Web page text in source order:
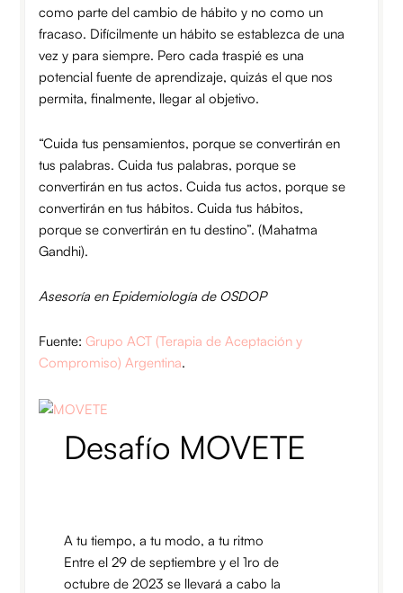
como parte del cambio de hábito y no como un
fracaso. Difícilmente un hábito se establezca de una
vez y para siempre. Pero cada traspié es una
potencial fuente de aprendizaje, quizás el que nos
permita, finalmente, llegar al objetivo.
“Cuida tus pensamientos, porque se convertirán en
tus palabras. Cuida tus palabras, porque se
convertirán en tus actos. Cuida tus actos, porque se
convertirán en tus hábitos. Cuida tus hábitos,
porque se convertirán en tu destino”. (Mahatma
Gandhi).
Asesoría en Epidemiología de OSDOP
Fuente:Grupo ACT (Terapia de Aceptación y
Compromiso) Argentina.
Desafío MOVETE
A tu tiempo, a tu modo, a tu ritmo
Entre el 29 de septiembre y el 1ro de
octubre de 2023 se llevará a cabo la